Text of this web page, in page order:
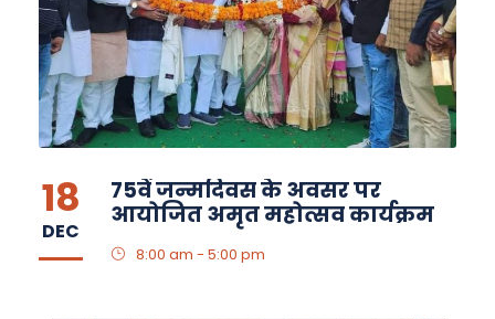
18
DEC
75वें जन्मदिवस के अवसर पर
आयोजित अमृत महोत्सव कार्यक्रम
8:00 am - 5:00 pm